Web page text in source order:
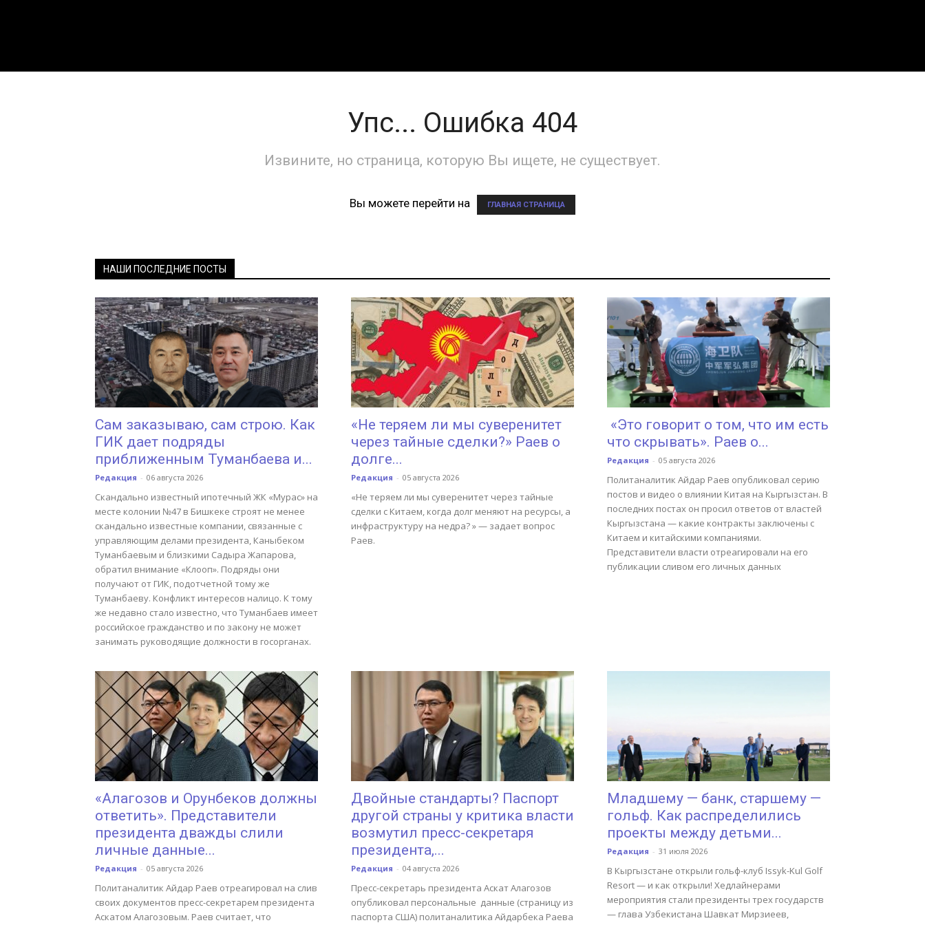
Упс... Ошибка 404
Извините, но страница, которую Вы ищете, не существует.
Вы можете перейти на ГЛАВНАЯ СТРАНИЦА
НАШИ ПОСЛЕДНИЕ ПОСТЫ
Сам заказываю, сам строю. Как
ГИК дает подряды
приближенным Туманбаева и...
Редакция - 06 августа 2026
Скандально известный ипотечный ЖК «Мурас» на
месте колонии №47 в Бишкеке строят не менее
скандально известные компании, связанные с
управляющим делами президента, Каныбеком
Туманбаевым и близкими Садыра Жапарова,
обратил внимание «Клооп». Подряды они
получают от ГИК, подотчетной тому же
Туманбаеву. Конфликт интересов налицо. К тому
же недавно стало известно, что Туманбаев имеет
российское гражданство и по закону не может
занимать руководящие должности в госорганах.
«Не теряем ли мы суверенитет
через тайные сделки?» Раев о
долге...
Редакция - 05 августа 2026
«Не теряем ли мы суверенитет через тайные
сделки с Китаем, когда долг меняют на ресурсы, а
инфраструктуру на недра? » — задает вопрос
Раев.
«Это говорит о том, что им есть
что скрывать». Раев о...
Редакция - 05 августа 2026
Политаналитик Айдар Раев опубликовал серию
постов и видео о влиянии Китая на Кыргызстан. В
последних постах он просил ответов от властей
Кыргызстана — какие контракты заключены с
Китаем и китайскими компаниями.
Представители власти отреагировали на его
публикации сливом его личных данных
«Алагозов и Орунбеков должны
ответить». Представители
президента дважды слили
личные данные...
Редакция - 05 августа 2026
Политаналитик Айдар Раев отреагировал на слив
своих документов пресс-секретарем президента
Аскатом Алагозовым. Раев считает, что
Двойные стандарты? Паспорт
другой страны у критика власти
возмутил пресс-секретаря
президента,...
Редакция - 04 августа 2026
Пресс-секретарь президента Аскат Алагозов
опубликовал персональные данные (страницу из
паспорта США) политаналитика Айдарбека Раева
Младшему — банк, старшему —
гольф. Как распределились
проекты между детьми...
Редакция - 31 июля 2026
В Кыргызстане открыли гольф-клуб Issyk-Kul Golf
Resort — и как открыли! Хедлайнерами
мероприятия стали президенты трех государств
— глава Узбекистана Шавкат Мирзиеев,